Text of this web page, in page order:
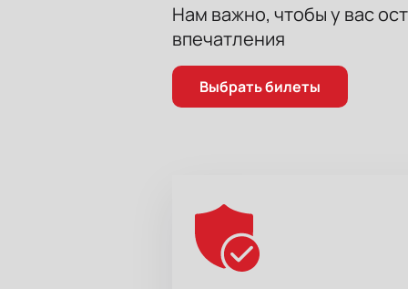
Нам важно, чтобы у вас
впечатления
Выбрать билеты